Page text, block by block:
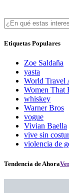
Etiquetas Populares
Zoe Saldaña
yasta
World Travel
Women That
whiskey
Warner Bros
vogue
Vivian Baella
vive sin
violencia de
Tendencia de Ahora